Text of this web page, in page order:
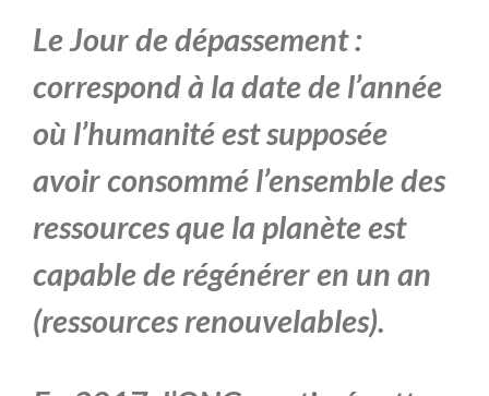
Le Jour de dépassement :
correspond à la date de l’année
où l’humanité est supposée
avoir consommé l’ensemble des
ressources que la planète est
capable de régénérer en un an
(ressources renouvelables).